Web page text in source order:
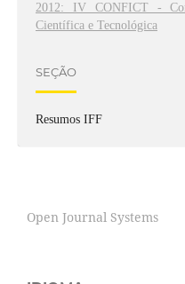
2012: IV CONFICT -
Científica e Tecnológica
SEÇÃO
Resumos IFF
Open Journal Systems